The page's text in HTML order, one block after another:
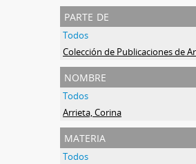
parte de
Todos
nombre
Todos
Arrieta, Corina
materia
Todos